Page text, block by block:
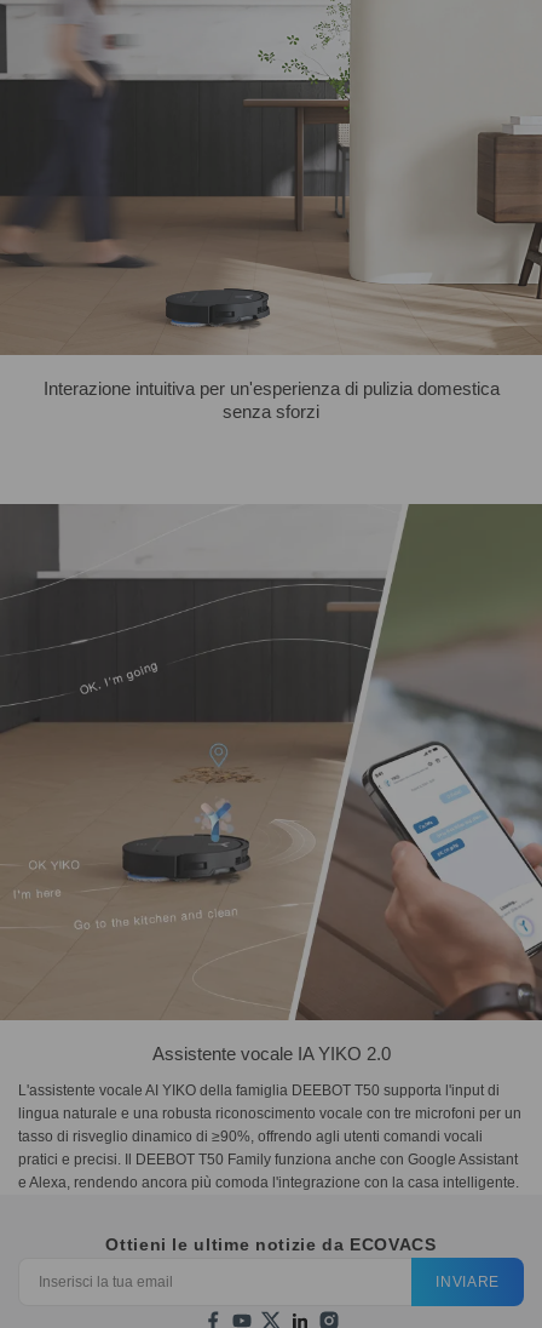
Interazione intuitiva per un'esperienza di pulizia domestica
senza sforzi
Assistente vocale IA YIKO 2.0
L'assistente vocale AI YIKO della famiglia DEEBOT T50 supporta l'input di
lingua naturale e una robusta riconoscimento vocale con tre microfoni per un
tasso di risveglio dinamico di ≥90%, offrendo agli utenti comandi vocali
pratici e precisi. Il DEEBOT T50 Family funziona anche con Google Assistant
e Alexa, rendendo ancora più comoda l'integrazione con la casa intelligente.
Ottieni le ultime notizie da ECOVACS
INVIARE